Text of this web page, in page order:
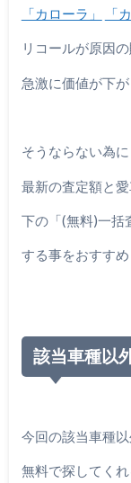
「カローラ」 「
リコールが原因
急激に価値が下
そうならない為に
最新の査定額と愛
下の「(無料)一括
する事をおすすめ
該当車種以
今回の該当車種
無料で探してく